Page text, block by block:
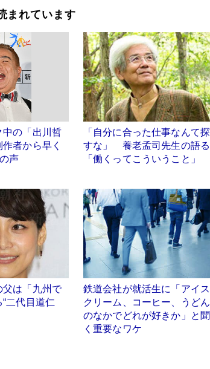
まれています
中の「出川哲
者から早く
声
「自分に合った仕事なんて探
すな」 養老孟司先生の語る
「働くってこういうこと」
は「九州で
二代目道仁
鉄道会社が就活生に「アイス
クリーム、コーヒー、うどん
のなかでどれが好きか」と聞
く重要なワケ